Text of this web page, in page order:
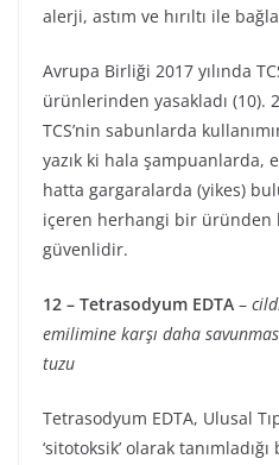
alerji, astım ve hırıltı ile
Avrupa Birliği 2017 yılında
ürünlerinden yasakladı (10).
TCS’nin sabunlarda
yazık ki hala şampuanlarda,
hatta gargaralarda (yikes)
içeren herhangi bir üründen
güvenlidir.
12 – Tetrasodyum EDTA –
emilimine karşı daha
tuzu
Tetrasodyum EDTA, Ulusal
‘sitotoksik’ olarak